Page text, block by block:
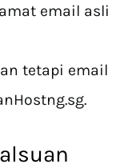
email asli
tetapi email
.